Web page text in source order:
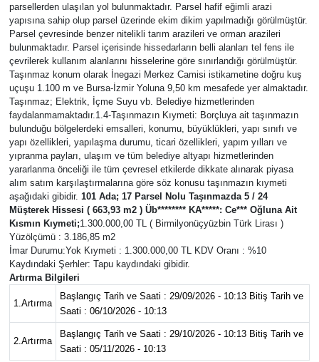
parsellerden ulaşılan yol bulunmaktadır. Parsel hafif eğimli arazi
yapısına sahip olup parsel üzerinde ekim dikim yapılmadığı görülmüştür.
Parsel çevresinde benzer nitelikli tarım arazileri ve orman arazileri
bulunmaktadır. Parsel içerisinde hissedarların belli alanları tel fens ile
çevrilerek kullanım alanlarını hisselerine göre sınırlandığı görülmüştür.
Taşınmaz konum olarak İnegazi Merkez Camisi istikametine doğru kuş
uçuşu 1.100 m ve Bursa-İzmir Yoluna 9,50 km mesafede yer almaktadır.
Taşınmaz; Elektrik, İçme Suyu vb. Belediye hizmetlerinden
faydalanmamaktadır.1.4-Taşınmazın Kıymeti: Borçluya ait taşınmazın
bulunduğu bölgelerdeki emsalleri, konumu, büyüklükleri, yapı sınıfı ve
yapı özellikleri, yapılaşma durumu, ticari özellikleri, yapım yılları ve
yıpranma payları, ulaşım ve tüm belediye altyapı hizmetlerinden
yararlanma önceliği ile tüm çevresel etkilerde dikkate alınarak piyasa
alım satım karşılaştırmalarına göre söz konusu taşınmazın kıymeti
aşağıdaki gibidir. 101 Ada; 17 Parsel Nolu Taşınmazda 5 / 24
Müşterek Hissesi ( 663,93 m2 ) Üb******** KA*****: Ce*** Oğluna Ait
Kısmın Kıymeti;1.300.000,00 TL ( Birmilyonüçyüzbin Türk Lirası )
Yüzölçümü : 3.186,85 m2
İmar Durumu:Yok Kıymeti : 1.300.000,00 TL KDV Oranı : %10
Kaydındaki Şerhler: Tapu kaydındaki gibidir.
Artırma Bilgileri
1.Artırma
Başlangıç Tarih ve Saati : 29/09/2026 - 10:13 Bitiş Tarih ve
Saati : 06/10/2026 - 10:13
2.Artırma
Başlangıç Tarih ve Saati : 29/10/2026 - 10:13 Bitiş Tarih ve
Saati : 05/11/2026 - 10:13